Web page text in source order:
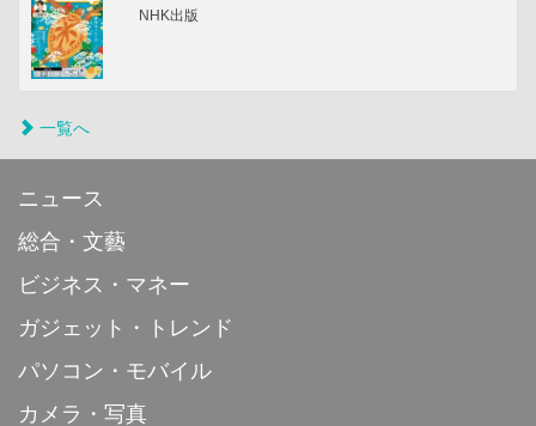
NHK出版
一覧へ
ニュース
総合・文藝
ビジネス・マネー
ガジェット・トレンド
パソコン・モバイル
カメラ・写真